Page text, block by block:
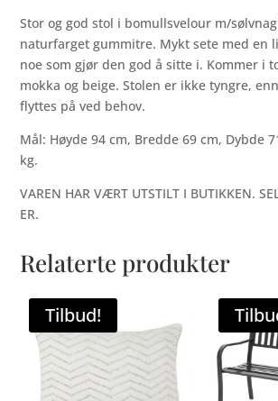
Stor og god stol i bomullsvelour m/
naturfarget gummitre. Mykt sete med en
noe som gjør den god å sitte i. Kommer i
mokka og beige. Stolen er ikke tyngre,
flyttes på ved behov.
Mål: Høyde 94 cm, Bredde 69 cm, Dybde
kg.
VAREN HAR VÆRT UTSTILT I BUTIKKEN.
ER.
Relaterte produkter
Tilbud!